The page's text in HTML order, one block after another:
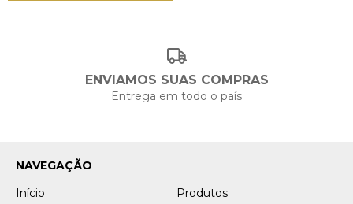
ENVIAMOS SUAS COMPRAS
Entrega em todo o país
NAVEGAÇÃO
Início
Produtos